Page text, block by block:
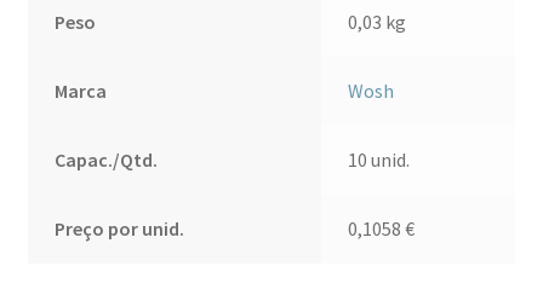
Peso 0,03 kg
Marca Wosh
Capac./Qtd. 10 unid.
Preço por unid. 0,1058€